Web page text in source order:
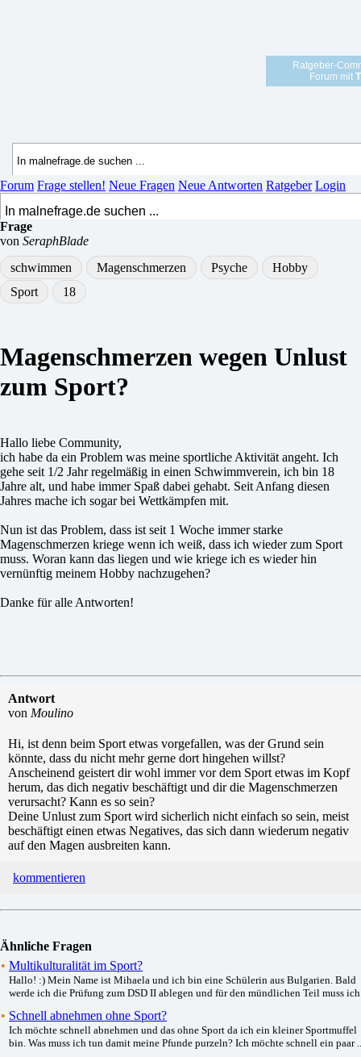
Ratgeber-
Forum mit
Forum Frage stellen! Neue Fragen Neue Antworten Ratgeber Login
Frage
von SeraphBlade
schwimmen
Magenschmerzen Psyche
Hobby
Sport
18
Magenschmerzen wegen Unlust
zum Sport?
Hallo liebe Community,
ich habe da ein Problem was meine sportliche Aktivität angeht. Ich
gehe seit 1/2 Jahr regelmäßig in einen Schwimmverein, ich bin 18
Jahre alt, und habe immer Spaß dabei gehabt. Seit Anfang diesen
Jahres mache ich sogar bei Wettkämpfen mit.
Nun ist das Problem, dass ist seit 1 Woche immer starke
Magenschmerzen kriege wenn ich weiß, dass ich wieder zum Sport
muss. Woran kann das liegen und wie kriege ich es wieder hin
vernünftig meinem Hobby nachzugehen?
Danke für alle Antworten!
Antwort
von Moulino
Hi, ist denn beim Sport etwas vorgefallen, was der Grund sein
könnte, dass du nicht mehr gerne dort hingehen willst?
Anscheinend geistert dir wohl immer vor dem Sport etwas im Kopf
herum, das dich negativ beschäftigt und dir die Magenschmerzen
verursacht? Kann es so sein?
Deine Unlust zum Sport wird sicherlich nicht einfach so sein, meist
beschäftigt einen etwas Negatives, das sich dann wiederum negativ
auf den Magen ausbreiten kann.
kommentieren
Ähnliche Fragen
• Multikulturalität im Sport?
Hallo! :) Mein Name ist Mihaela und ich bin eine Schülerin aus Bulgarien. Bald
werde ich die Prüfung zum DSD II ablegen und für den mündlichen Teil muss ich
• Schnell abnehmen ohne Sport?
Ich möchte schnell abnehmen und das ohne Sport da ich ein kleiner Sportmuffel
bin. Was muss ich tun damit meine Pfunde purzeln? Ich möchte schnell ein paar